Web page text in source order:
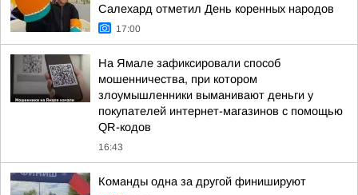
Салехард отметил День коренных народов
17:00
На Ямале зафиксировали способ
мошенничества, при котором
злоумышленники выманивают деньги у
покупателей интернет-магазинов с помощью
QR-кодов
16:43
Команды одна за другой финишируют